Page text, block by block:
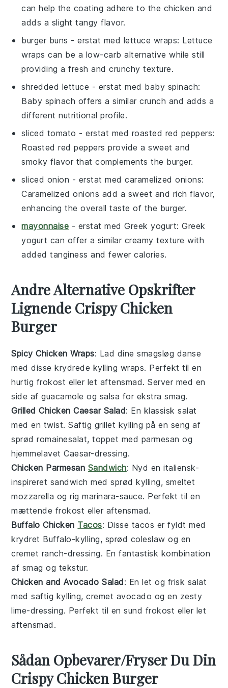
can help the coating adhere to the chicken and
adds a slight tangy flavor.
burger buns - erstat med lettuce wraps: Lettuce
wraps can be a low-carb alternative while still
providing a fresh and crunchy texture.
shredded lettuce - erstat med baby spinach:
Baby spinach offers a similar crunch and adds a
different nutritional profile.
sliced tomato - erstat med roasted red peppers:
Roasted red peppers provide a sweet and
smoky flavor that complements the burger.
sliced onion - erstat medcaramelized onions:
Caramelized onions add a sweet and rich flavor,
enhancing the overall taste of the burger.
mayonnaise - erstat medGreek yogurt: Greek
yogurt can offer a similar creamy texture with
added tanginess and fewer calories.
Andre Alternative Opskrifter
Lignende Crispy Chicken
Burger
Spicy Chicken Wraps: Lad dine smagsløg danse
med disse krydrede kylling wraps. Perfekt til en
hurtig frokost eller let aftensmad. Server med en
side afguacamole og salsa for ekstra smag.
Grilled Chicken Caesar Salad: En klassisksalat
med en twist. Saftig grillet kylling på en seng af
sprødromainesalat, toppet med parmesan og
hjemmelavetCaesar-dressing.
Chicken Parmesan Sandwich: Nyd en italiensk-
inspireret sandwich med sprødkylling, smeltet
mozzarella og rigmarinara-sauce. Perfekt til en
mættende frokost eller aftensmad.
Buffalo Chicken Tacos: Disse tacos er fyldt med
krydret Buffalo-kylling, sprød coleslaw og en
cremet ranch-dressing. En fantastisk kombination
af smag og tekstur.
Chicken and Avocado Salad: En let og frisk salat
med saftig kylling, cremet avocado og en zesty
lime-dressing. Perfekt til en sund frokost eller let
aftensmad .
Sådan Opbevarer/Fryser Du Din
Crispy Chicken Burger